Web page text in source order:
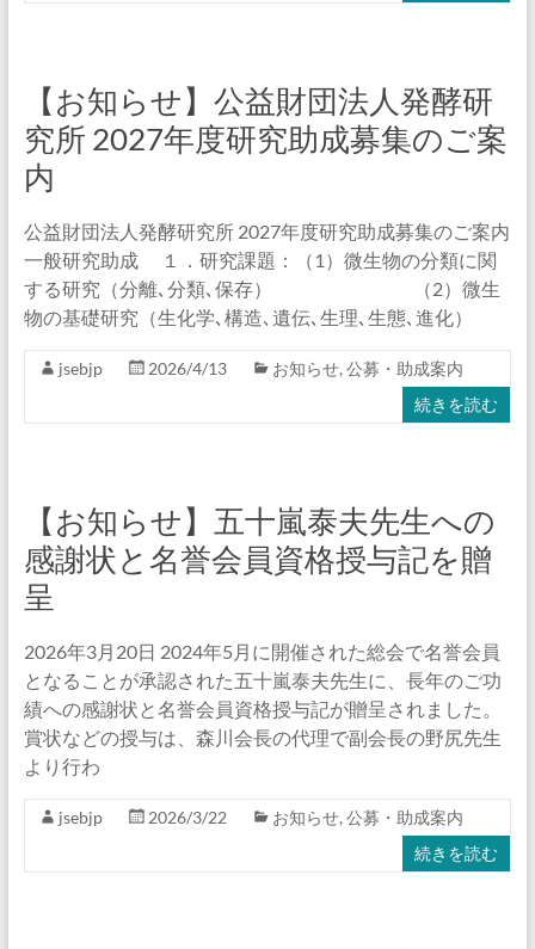
【お知らせ】公益財団法人発酵研
究所 2027年度研究助成募集のご案
内
公益財団法人発酵研究所 2027年度研究助成募集のご案内
一般研究助成 １．研究課題：（1）微生物の分類に関
する研究（分離､分類､保存） （2）微生
物の基礎研究（生化学､構造､遺伝､生理､生態､進化）
jsebjp 2026/4/13 お知らせ, 公募・助成案内
続きを読む
【お知らせ】五十嵐泰夫先生への
感謝状と名誉会員資格授与記を贈
呈
2026年3月20日 2024年5月に開催された総会で名誉会員
となることが承認された五十嵐泰夫先生に、長年のご功
績への感謝状と名誉会員資格授与記が贈呈されました。
賞状などの授与は、森川会長の代理で副会長の野尻先生
より行わ
jsebjp 2026/3/22 お知らせ, 公募・助成案内
続きを読む